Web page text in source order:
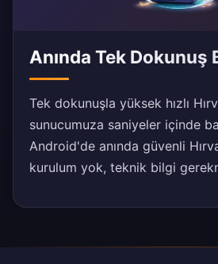
Anında Tek Dokunuş
Tek dokunuşla yüksek hızlı
sunucumuza saniyeler içinde
Android'de anında güvenli
kurulum yok, teknik bilgi